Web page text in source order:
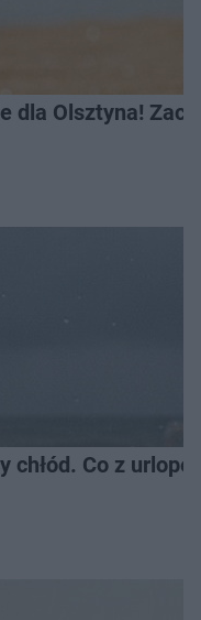
dla Olsztyna!
chłód. Co z